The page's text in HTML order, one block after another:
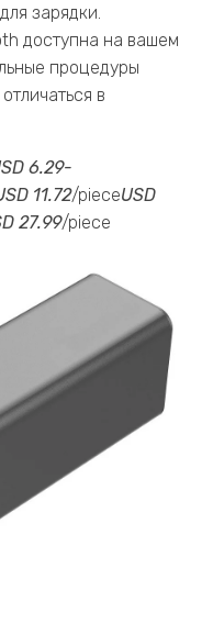
зарядки.
доступна на вашем
процедуры
в
6.29-
11.72/pieceUSD
27.99/piece